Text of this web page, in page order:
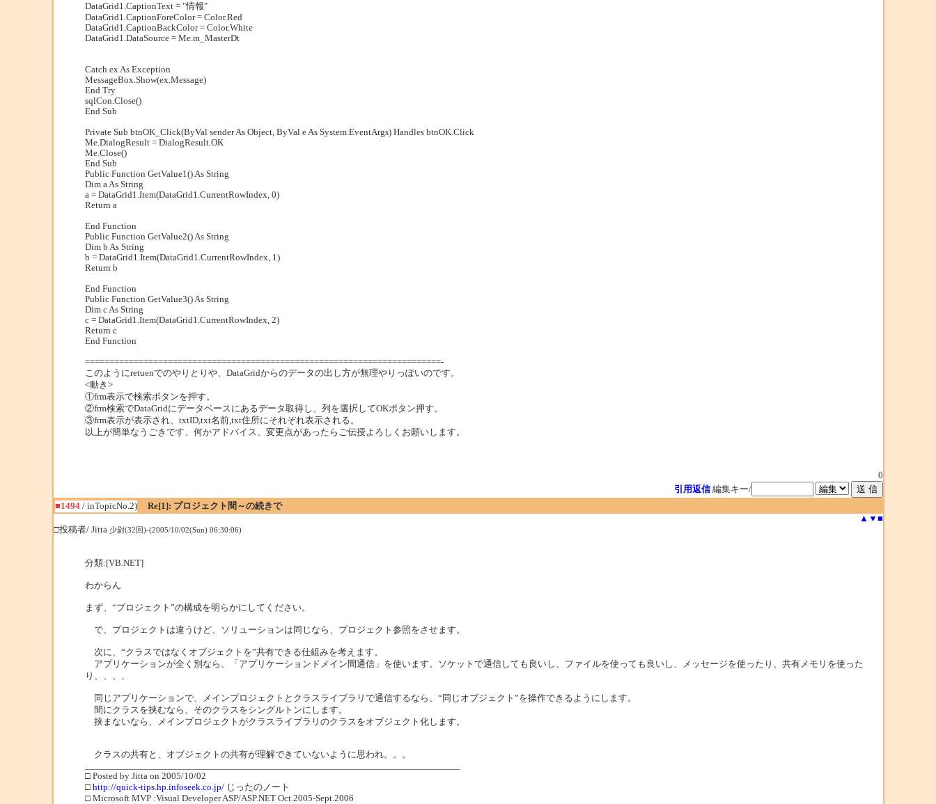
DataGrid1.CaptionText = "情報"
DataGrid1.CaptionForeColor = Color.Red
DataGrid1.CaptionBackColor = Color.White
DataGrid1.DataSource = Me.m_MasterDt
Catch ex As Exception
MessageBox.Show(ex.Message)
End Try
sqlCon.Close()
End Sub
Private Sub btnOK_Click(ByVal sender As Object, ByVal e As System.EventArgs) Handles btnOK.Click
Me.DialogResult = DialogResult.OK
Me.Close()
End Sub
Public Function GetValue1() As String
Dim a As String
a = DataGrid1.Item(DataGrid1.CurrentRowIndex, 0)
Return a
End Function
Public Function GetValue2() As String
Dim b As String
b = DataGrid1.Item(DataGrid1.CurrentRowIndex, 1)
Return b
End Function
Public Function GetValue3() As String
Dim c As String
c = DataGrid1.Item(DataGrid1.CurrentRowIndex, 2)
Return c
End Function
=========================================================================-
このようにretuenでのやりとりや、DataGridからのデータの出し方が無理やりっぽいのです。
<動き>
①frm表示で検索ボタンを押す。
②frm検索でDataGridにデータベースにあるデータ取得し、列を選択してOKボタン押す。
③frm表示が表示され、txtID,txt名前,txt住所にそれぞれ表示される。
以上が簡単なうごきです、何かアドバイス、変更点があったらご伝授よろしくお願いします。
0
引用返信 編集キー/
■1494/ inTopicNo.2)
Re[1]: プロジェクト間～の続きで
▲ ▼ ■
□投稿者/ Jitta 少尉(32回)-(2005/10/02(Sun) 06:30:06)
分類:[VB.NET]
わからん
まず、“プロジェクト”の構成を明らかにしてください。
で、プロジェクトは違うけど、ソリューションは同じなら、プロジェクト参照をさせます。
次に、“クラスではなくオブジェクトを”共有できる仕組みを考えます。
アプリケーションが全く別なら、「アプリケーションドメイン間通信」を使います。ソケットで通信しても良いし、ファイルを使っても良いし、メッセージを使ったり、共有メモリを使った
り、、、、
同じアプリケーションで、メインプロジェクトとクラスライブラリで通信するなら、“同じオブジェクト”を操作できるようにします。
間にクラスを挟むなら、そのクラスをシングルトンにします。
挟まないなら、メインプロジェクトがクラスライブラリのクラスをオブジェクト化します。
クラスの共有と、オブジェクトの共有が理解できていないように思われ。。。
□ Posted by Jitta on 2005/10/02
□ http://quick-tips.hp.infoseek.co.jp/じったのノート
□ Microsoft MVP :Visual Developer ASP/ASP.NET Oct.2005-Sept.2006